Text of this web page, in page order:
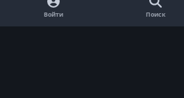
Обратная связь Cookie-файлы
Войти Поиск